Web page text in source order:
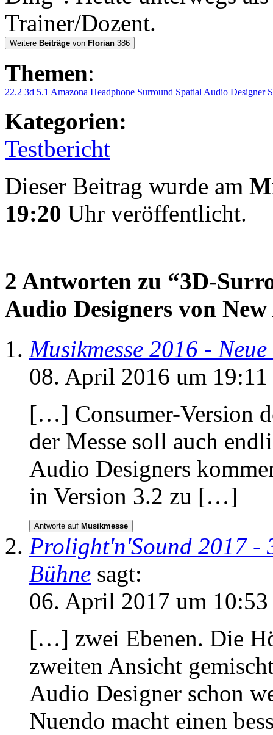
Trainer/Dozent.
Weitere Beiträge von Florian 386
Themen:
22.2 3d 5.1 Amazona Headphone Surround Spatial Audio Designer
Kategorien:
Testbericht
Dieser Beitrag wurde am
19:20 Uhr veröffentlicht.
2 Antworten zu “3D-
Audio Designers von
Musikmesse 2016 -
08. April 2016 um 19:11
[…] Consumer-Version
der Messe soll auch
Audio Designers
in Version 3.2 zu […]
Antworte auf Musikmesse
Prolight'n'Sound 2017 -
Bühne sagt:
06. April 2017 um 10:53
[…] zwei Ebenen. Die
zweiten Ansicht
Audio Designer schon
Nuendo macht einen